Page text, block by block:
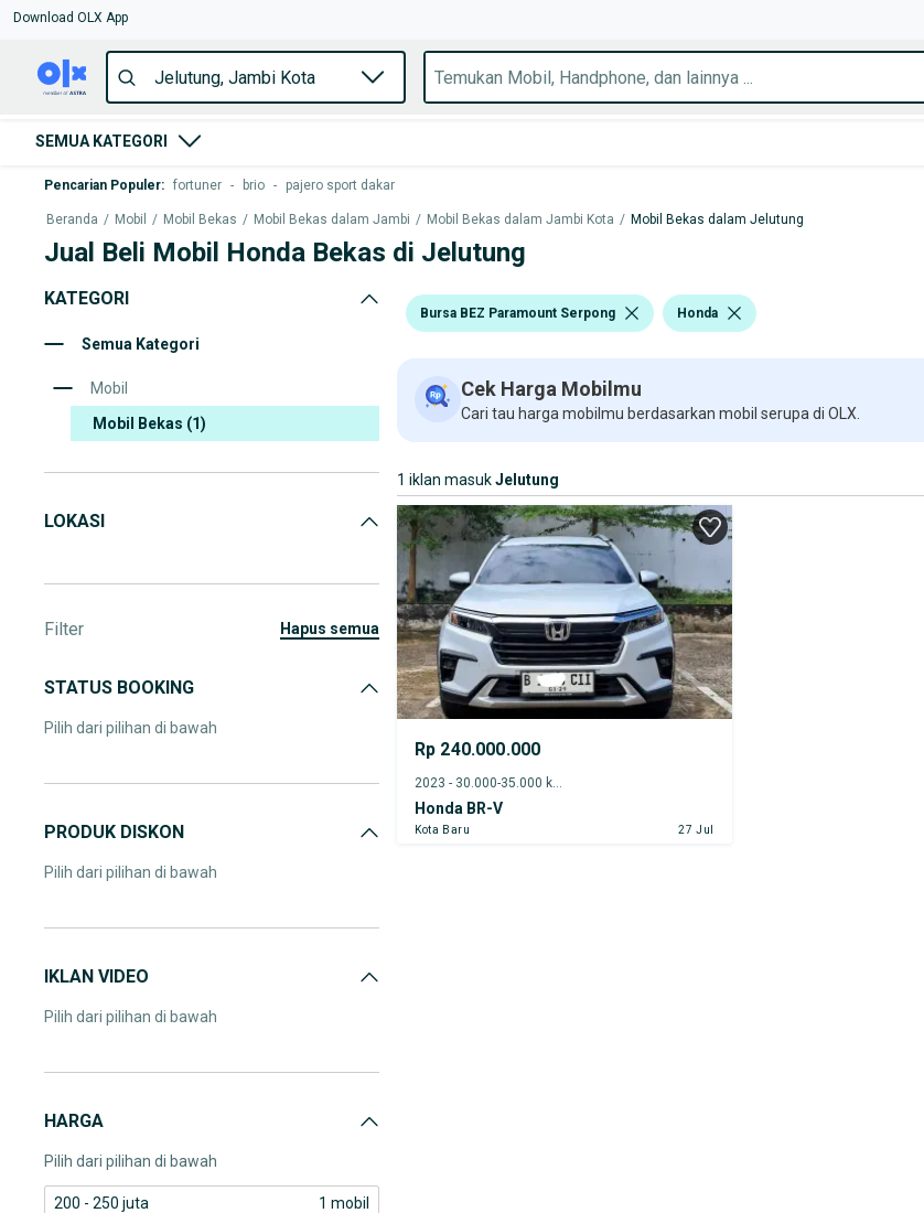
Download OLX App
SEMUA KATEGORI
Pencarian Populer: fortuner - brio - pajero sport dakar
Beranda / Mobil / Mobil Bekas / Mobil Bekas dalam Jambi / Mobil Bekas dalam Jambi Kota / Mobil Bekas dalam Jelutung
Jual Beli Mobil Honda Bekas di Jelutung
KATEGORI
Semua Kategori
Mobil
Mobil Bekas (1)
LOKASI
Filter hapus semua
STATUS BOOKING
Pilih dari pilihan di bawah
PRODUK DISKON
Pilih dari pilihan di bawah
IKLAN VIDEO
Pilih dari pilihan di bawah
HARGA
Pilih dari pilihan di bawah
200 - 250 juta 1 mobil
Bursa BEZ Paramount Serpong Honda
Cek Harga Mobilmu
Cari tau harga mobilmu berdasarkan mobil serupa di OLX.
1 iklan masukJelutung
Rp 240.000.000
Honda BR-V
Kota Baru 27 Jul